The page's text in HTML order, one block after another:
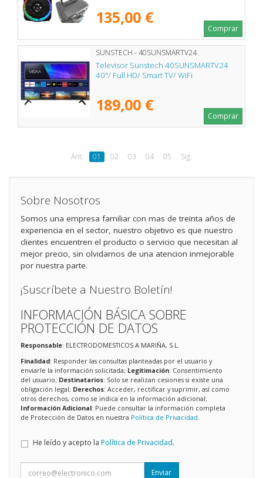
135,00 €
Comprar
SUNSTECH - 40SUNSMARTV24
Televisor Sunstech 40SUNSMARTV24
40"/ Full HD/ Smart TV/ WiFi
189,00 €
Comprar
Ant. 01 02 03 04 05 Sig.
Sobre Nosotros
Somos una empresa familiar con mas de treinta años de
experiencia en el sector, nuestro objetivo es que nuestro
clientes encuentren el producto o servicio que necesitan al
mejor precio, sin olvidarnos de una atencion inmejorable
por nuestra parte.
¡Suscríbete a Nuestro Boletín!
INFORMACIÓN BÁSICA SOBRE
PROTECCIÓN DE DATOS
Responsable: ELECTRODOMESTICOS A MARIÑA, S.L.
Finalidad: Responder las consultas planteadas por el usuario y
enviarle la información solicitada; Legitimación: Consentimiento
del usuario; Destinatarios: Solo se realizan cesiones si existe una
obligación legal; Derechos: Acceder, rectificar y suprimir, así como
otros derechos, como se indica en la información adicional;
Información Adicional: Puede consultar la información completa
de Protección de Datos en nuestra Política de Privacidad
He leído y acepto la Política de Privacidad.
Enviar